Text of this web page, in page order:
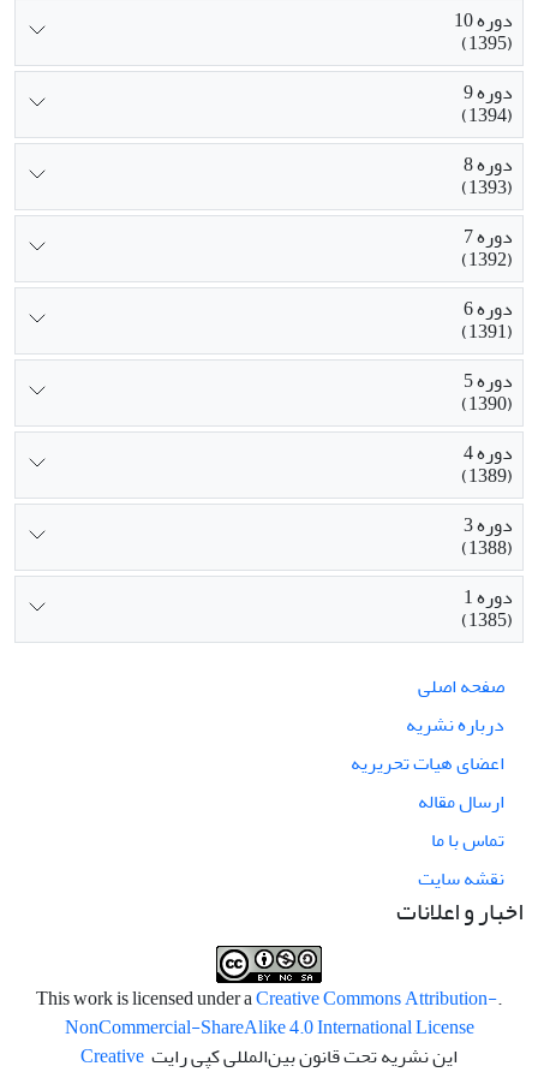
دوره 10
(1395)
دوره 9
(1394)
دوره 8
(1393)
دوره 7
(1392)
دوره 6
(1391)
دوره 5
(1390)
دوره 4
(1389)
دوره 3
(1388)
دوره 1
(1385)
صفحه اصلی
درباره نشریه
اعضای هیات تحریریه
ارسال مقاله
تماس با ما
نقشه سایت
اخبار و اعلانات
.This work is licensed under a
Creative Commons Attribution-
NonCommercial-ShareAlike 4.0 International License
این نشریه تحت قانون بین‌المللی کپی رایت Creative